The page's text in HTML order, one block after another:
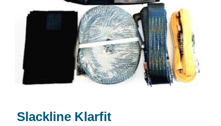
Slackline Klarfit
Slackline Klarfit